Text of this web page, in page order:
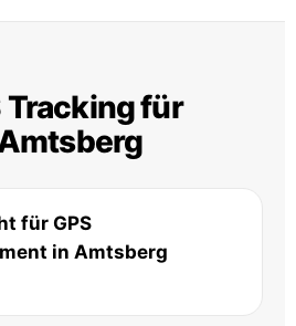
Tracking für
für GPS
in Amtsberg